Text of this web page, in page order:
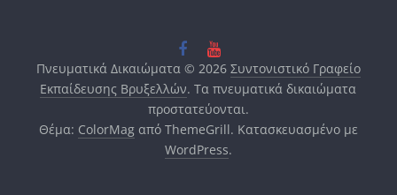
Πνευματικά Δικαιώματα © 2026 Συντονιστικό Γραφείο
Εκπαίδευσης Βρυξελλών. Τα πνευματικά δικαιώματα
προστατεύονται.
Θέμα: ColorMagαπό ThemeGrill. Κατασκευασμένο με
WordPress.